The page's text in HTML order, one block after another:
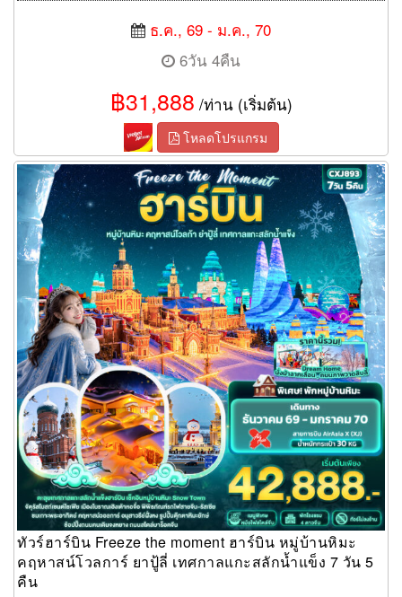
ธ.ค., 69 - ม.ค., 70
6วัน 4คืน
฿31,888 /ท่าน (เริ่มต้น)
โหลดโปรแกรม
ทัวร์ฮาร์บิน Freeze the moment ฮาร์บิน หมู่บ้านหิมะ คฤหาสน์โว
ลการ์ ยาปู้ลี่ เทศกาลแกะสลักน้ำแข็ง 7 วัน 5 คืน
ทัวร์ฮาร์บิน Freeze the moment ฮาร์บิน หมู่บ้านหิมะ
คฤหาสน์โวลการ์ ยาปู้ลี่ เทศกาลแกะสลักน้ำแข็ง 7 วัน 5
คืน